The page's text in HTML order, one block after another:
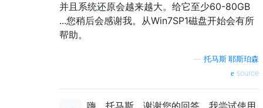
并且系统还原会越来越大。给它至少60-80GB
...您稍后会感谢我。从Win7SP1磁盘开始会有所
帮助。
托马斯·耶斯珀森
source